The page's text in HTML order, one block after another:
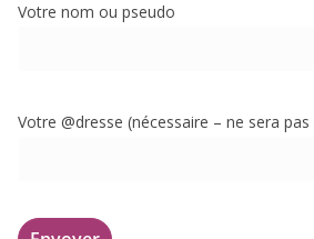
Votre nom ou pseudo
Votre @dresse (néces­saire – ne sera pas